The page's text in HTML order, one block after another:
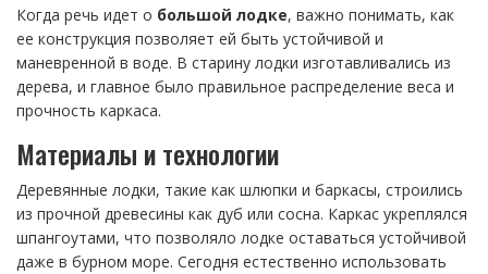
Когда речь идет о большой лодке, важно понимать, как
ее конструкция позволяет ей быть устойчивой и
маневренной в воде. В старину лодки изготавливались из
дерева, и главное было правильное распределение веса и
прочность каркаса.
Материалы и технологии
Деревянные лодки, такие как шлюпки и баркасы, строились
из прочной древесины как дуб или сосна. Каркас укреплялся
шпангоутами, что позволяло лодке оставаться устойчивой
даже в бурном море. Сегодня естественно использовать